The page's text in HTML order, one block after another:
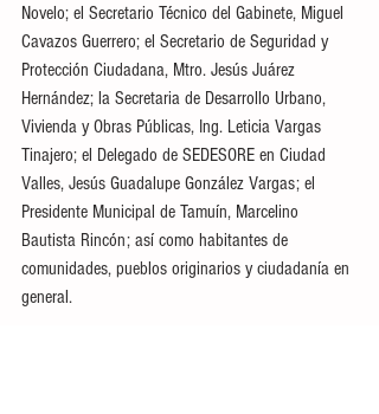
Novelo; el Secretario Técnico del Gabinete, Miguel
Cavazos Guerrero; el Secretario de Seguridad y
Protección Ciudadana, Mtro. Jesús Juárez
Hernández; la Secretaria de Desarrollo Urbano,
Vivienda y Obras Públicas, Ing. Leticia Vargas
Tinajero; el Delegado de SEDESORE en Ciudad
Valles, Jesús Guadalupe González Vargas; el
Presidente Municipal de Tamuín, Marcelino
Bautista Rincón; así como habitantes de
comunidades, pueblos originarios y ciudadanía en
general.